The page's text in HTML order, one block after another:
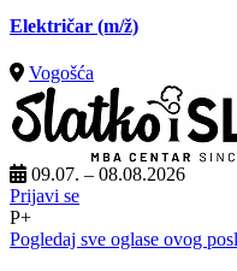
Električar (m/ž)
Vogošća
09.07. – 08.08.2026
Prijavi se
P+
Pogledaj sve oglase ovog